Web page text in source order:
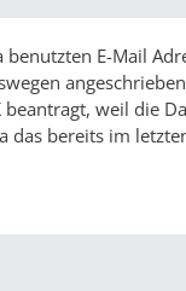
E-Mail
weil die
bereits im